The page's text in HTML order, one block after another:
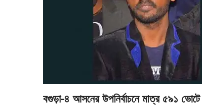
বগুড়া-৪ আসনের উপনির্বাচনে মাত্র ৫৯১